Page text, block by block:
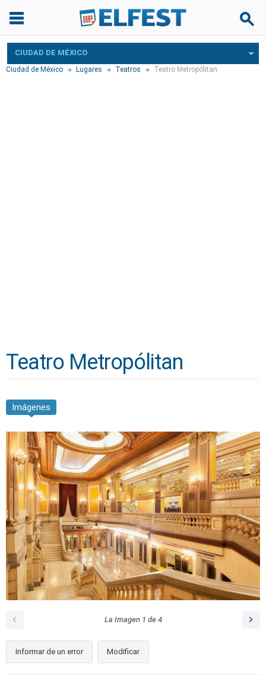
CIUDAD DE MÉXICO
Ciudad de México Lugares Teatros Teatro Metropólitan
Teatro Metropólitan
Imágenes
La Imagen 1 de 4
Informar de un error Modificar